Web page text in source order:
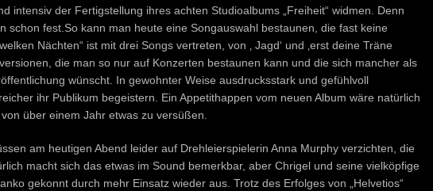
intensiv der Fertigstellung ihres achten Studioalbums „Freiheit“ widmen. Denn
schon fest.So kann man heute eine Songauswahl bestaunen, die fast keine
Nächten“ ist mit drei Songs vertreten, von ‚ Jagd‘ und ‚erst deine Träne
die man so nur auf Konzerten bestaunen kann und die sich mancher als
wünscht. In gewohnter Weise ausdrucksstark und gefühlvoll
ihr Publikum begeistern. Ein Appetithappen vom neuen Album wäre natürlich
über einem Jahr etwas zu versüßen.
am heutigen Abend leider auf Drehleierspielerin Anna Murphy verzichten, die
macht sich das etwas im Sound bemerkbar, aber Chrigel und seine vielköpfige
gekonnt durch mehr Einsatz wieder aus. Trotz des Erfolges von „Helvetios“